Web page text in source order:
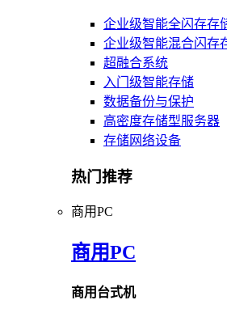
企业级智能全闪存存
企业级智能混合闪存
超融合系统
入门级智能存储
数据备份与保护
高密度存储型服务器
存储网络设备
热门推荐
商用PC
商用PC
商用台式机